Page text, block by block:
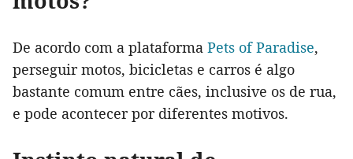
De acordo com a plataforma Pets of Paradise,
perseguir motos, bicicletas e carros é algo
bastante comum entre cães, inclusive os de rua,
e pode acontecer por diferentes motivos.